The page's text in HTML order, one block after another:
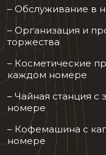
– Обслуживание в
– Организация и
торжества
– Косметические
каждом номере
– Чайная станция
номере
– Кофемашина с
номере